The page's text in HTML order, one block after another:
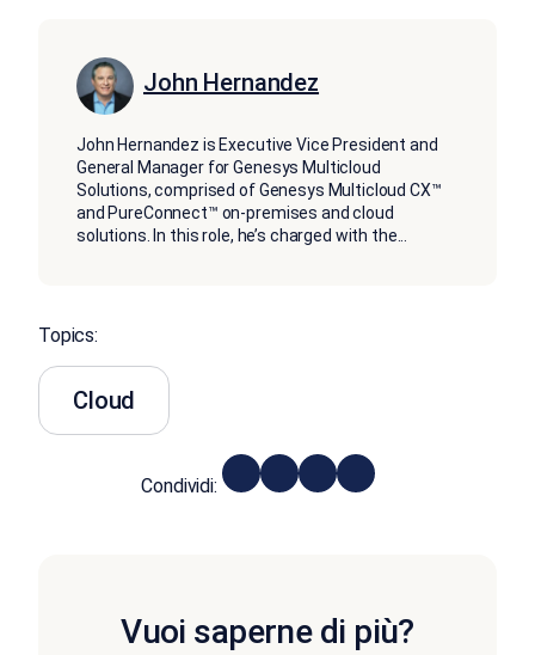
John Hernandez
John Hernandez is Executive Vice President and
General Manager for Genesys Multicloud
Solutions, comprised of Genesys Multicloud CX™
and PureConnect™ on-premises and cloud
solutions. In this role, he’s charged with the
Topics:
Cloud
Condividi:
Vuoi saperne di più?